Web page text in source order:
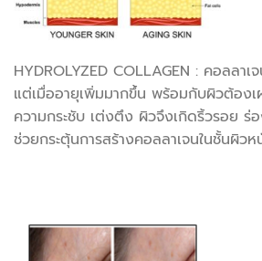
HYDROLYZED COLLAGEN : คอลล
แต่เมื่ออายุเพิ่มมากขึ้น พร้อมกับผิวต้องเ
ความกระชับ เต่งตึง ผิวจึงเกิดริ้วรอย ร่
ช่วยกระตุ้นการสร้างคอลลาเจนในชั้นผิ